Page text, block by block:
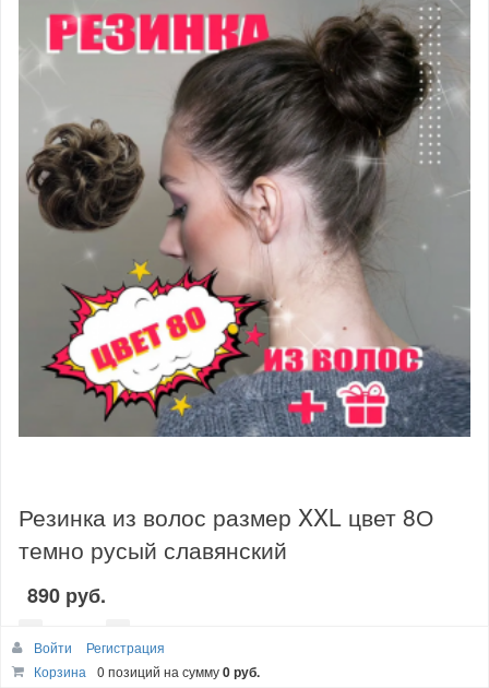
Резинка из волос размер XXL цвет 8О
темно русый славянский
890 руб.
штВойти
Регистрация
Корзина
0 позиций на сумму0 руб.